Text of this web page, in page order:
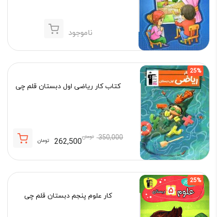
ناموجود
25%
کتاب کار ریاضی اول دبستان قلم چی
350,000 تومان
اصلی:
350,000 تومان
262,500 تومان
فعلی:
262,500 تومان.
25%
کار علوم پنجم دبستان قلم چی